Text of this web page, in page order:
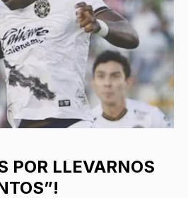
POR LLEVARNOS